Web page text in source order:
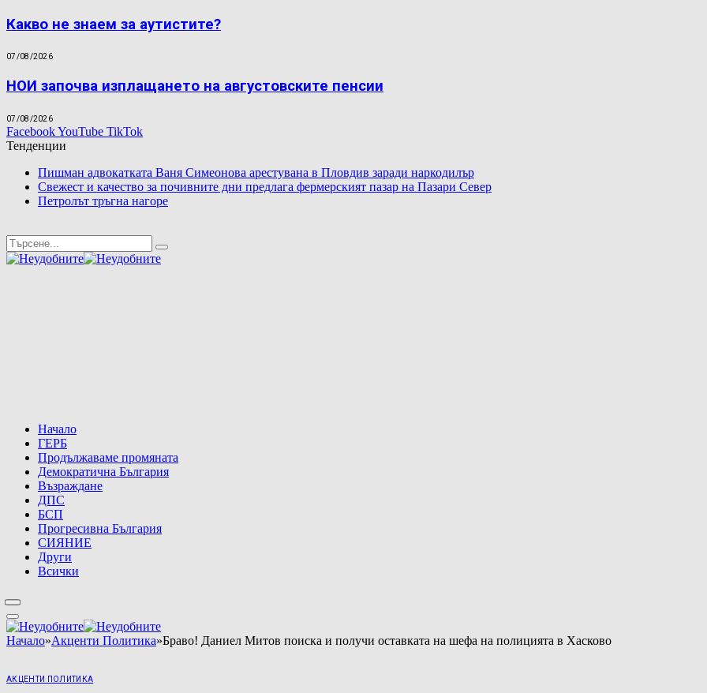
Какво не знаем за аутистите?
07/08/2026
НОИ започва изплащането на августовските пенсии
07/08/2026
FacebookYouTube TikTok
Тенденции
Пишман адвокатката Ваня Симеонова арестувана в Пловдив заради наркодилър
Свежест и качество за почивните дни предлага фермерският пазар на Пазари Север
Петролът тръгна нагоре
Начало
ГЕРБ
Продължаваме промяната
Демократична България
Възраждане
ДПС
БСП
Прогресивна България
СИЯНИЕ
Други
Всички
Начало»Акценти Политика»Браво! Даниел Митов поиска и получи оставката на шефа на полицията в Хасково
АКЦЕНТИ ПОЛИТИКА